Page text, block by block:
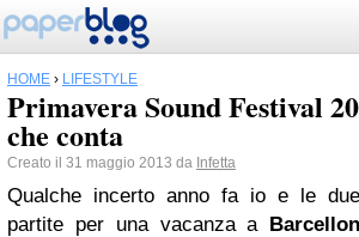
HOME › LIFESTYLE
Primavera Sound Festival
che conta
Creato il 31 maggio 2013 da Infetta
Qualche incerto anno fa io e le
partite per una vacanza a